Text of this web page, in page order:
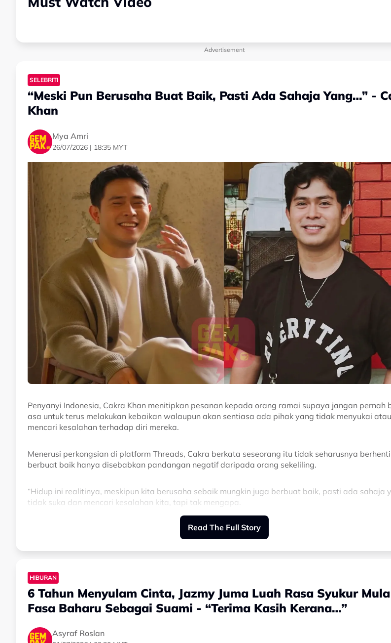
Advertisement
SELEBRITI
“Meski Pun Berusaha Buat Baik, Pasti Ada Sahaja Yang…” -
Khan
Mya Amri
26/07/2026 | 18:35 MYT
Penyanyi Indonesia, Cakra Khan menitipkan pesanan kepada orang ramai supaya jangan pernah
asa untuk terus melakukan kebaikan walaupun akan sentiasa ada pihak yang tidak menyukai atau
mencari kesalahan terhadap diri mereka.
Menerusi perkongsian di platform Threads, Cakra berkata seseorang itu tidak seharusnya berhenti
berbuat baik hanya disebabkan pandangan negatif daripada orang sekeliling.
“Hidup ini realitinya, meskipun kita berusaha sebaik mungkin juga berbuat baik, pasti ada sahaja
tidak suka dan mencari kesalahan kita, tapi tak mengapa.
“Selagi kita tak merugikan siapa pun, jangan pernah lelah untuk berusaha berbuat baik,” pesannya.
Read The Full Story
HIBURAN
6 Tahun Menyulam Cinta, Jazmy Juma Luah Rasa Syukur Mula
Fasa Baharu Sebagai Suami - “Terima Kasih Kerana…”
Asyraf Roslan